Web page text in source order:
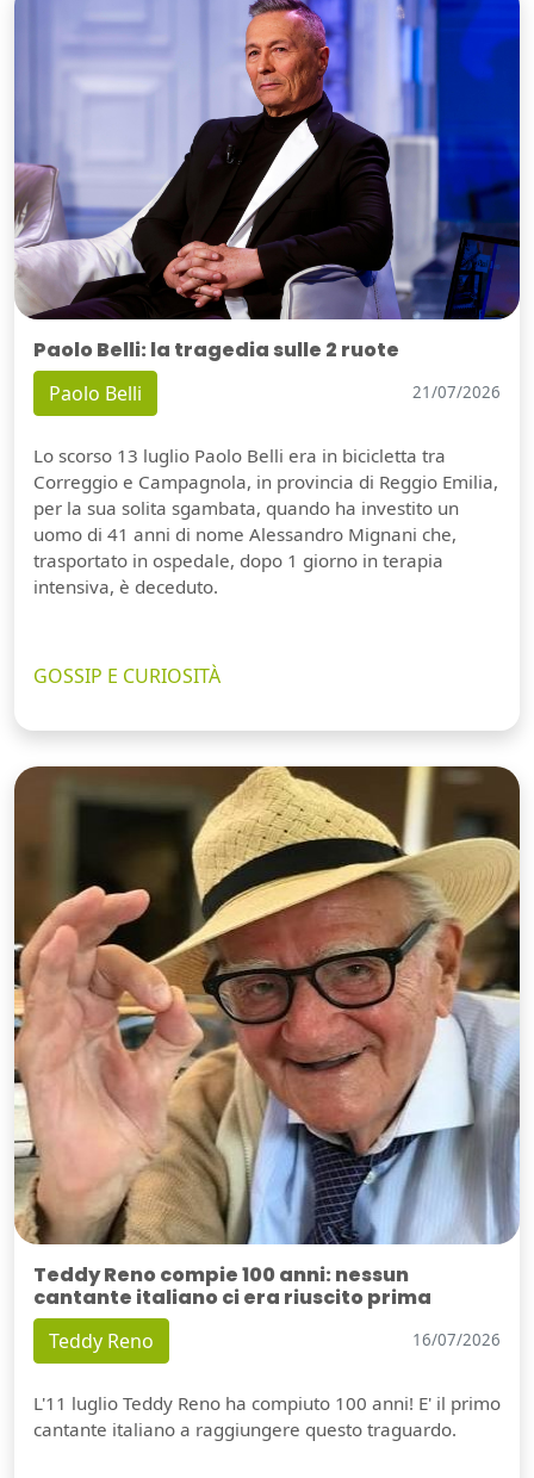
Paolo Belli: la tragedia sulle 2 ruote
Paolo Belli 21/07/2026
Lo scorso 13 luglio Paolo Belli era in bicicletta tra
Correggio e Campagnola, in provincia di Reggio Emilia,
per la sua solita sgambata, quando ha investito un
uomo di 41 anni di nome Alessandro Mignani che,
trasportato in ospedale, dopo 1 giorno in terapia
intensiva, è deceduto.
GOSSIP E CURIOSITÀ
Teddy Reno compie 100 anni: nessun
cantante italiano ci era riuscito prima
Teddy Reno 16/07/2026
L'11 luglio Teddy Reno ha compiuto 100 anni! E' il primo
cantante italiano a raggiungere questo traguardo.